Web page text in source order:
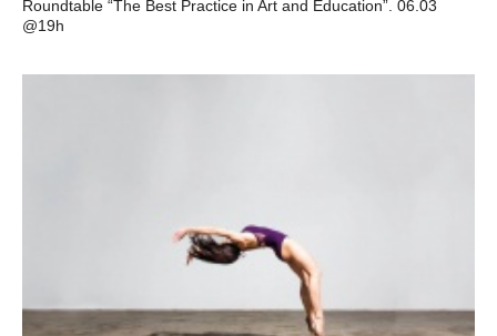
Roundtable “The Best Practice in Art and Education”. 06.03
@19h